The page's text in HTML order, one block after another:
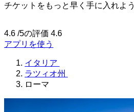
チケットをもっと早く手に入れよう
4.6 /5の評価 4.6
アプリを使う
イタリア
ラツィオ州
ローマ